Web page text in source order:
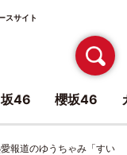
スサイト
報道のゆうちゃみ「すい
坂46 櫻坂46